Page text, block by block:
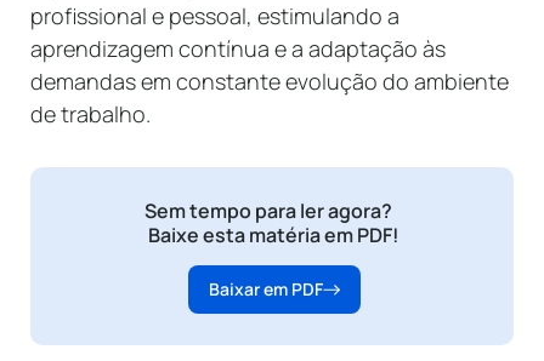
profissional e pessoal, estimulando a
aprendizagem contínua e a adaptação às
demandas em constante evolução do ambiente
de trabalho.
Sem tempo para ler agora?
Baixe esta matéria em PDF!
Baixar em PDF